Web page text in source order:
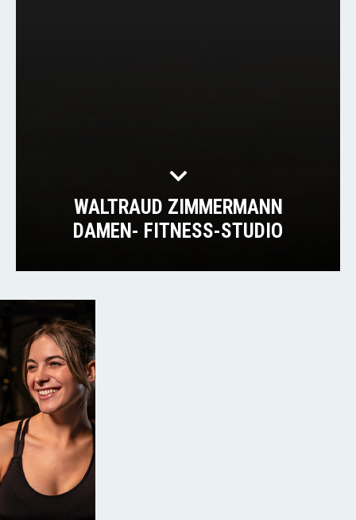
WALTRAUD ZIMMERMANN
DAMEN- FITNESS-STUDIO